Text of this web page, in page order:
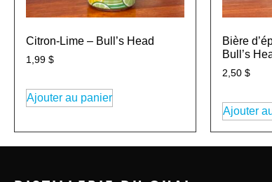
Citron-Lime – Bull’s Head
1,99 $
Ajouter au panier
Bière
Bull’s
2,50 $
Ajouter